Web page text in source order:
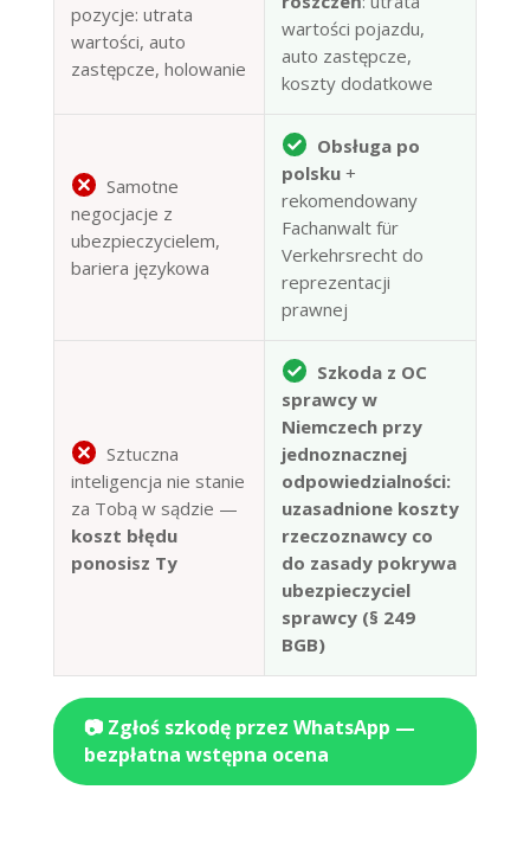
pozycje: utrata
wartości, auto
zastępcze, holowanie
wartości pojazdu,
auto zastępcze,
koszty dodatkowe
Samotne
negocjacje z
ubezpieczycielem,
bariera językowa
Obsługa po
polsku+
rekomendowany
Fachanwalt für
Verkehrsrecht do
reprezentacji
prawnej
Sztuczna
inteligencja nie stanie
za Tobą w sądzie —
koszt błędu
ponosisz Ty
Szkoda z OC
sprawcy w
Niemczech przy
jednoznacznej
odpowiedzialności:
uzasadnione koszty
rzeczoznawcy co
do zasady pokrywa
ubezpieczyciel
sprawcy (§ 249
BGB)
📷 Zgłoś szkodę przez WhatsApp —
bezpłatna wstępna ocena